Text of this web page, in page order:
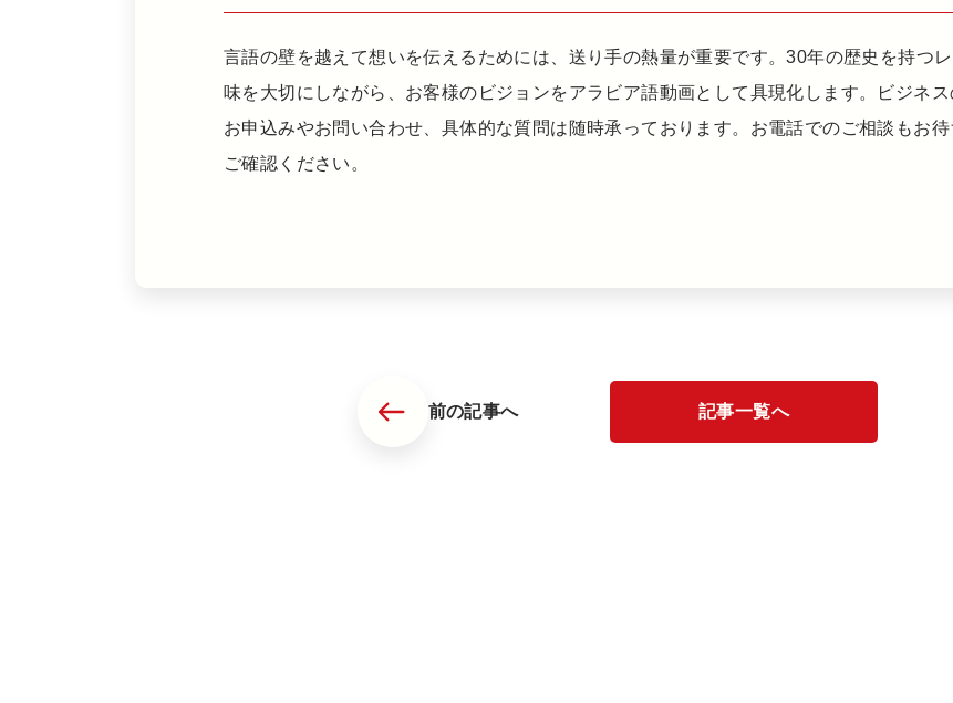
言語の壁を越えて想いを伝えるためには、送り手の熱量が重要です。30年の歴史を持つ
味を大切にしながら、お客様のビジョンをアラビア語動画として具現化します。ビジネ
お申込みやお問い合わせ、具体的な質問は随時承っております。お電話でのご相談もお
ご確認ください。
前の記事へ 記事一覧へ